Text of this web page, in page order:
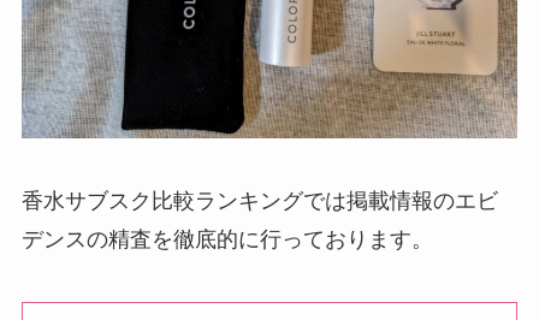
香水サブスク比較ランキングでは掲載情報のエビ
デンスの精査を徹底的に行っております。